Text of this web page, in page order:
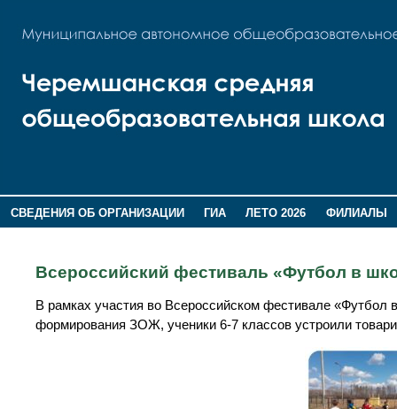
СВЕДЕНИЯ ОБ ОРГАНИЗАЦИИ ГИА ЛЕТО 2026
ФИЛИАЛЫ
Всероссийский фестиваль «Футбол в
В рамках участия во Всероссийском фестивале «Футбол
формирования ЗОЖ, ученики 6-7 классов устроили